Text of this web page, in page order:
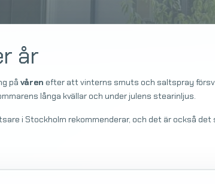
år
på våren efter att vinterns smuts och saltspray
långa kvällar och under julens stearinljus.
i Stockholm rekommenderar, och det är också det